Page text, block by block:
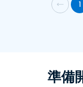
1
準備